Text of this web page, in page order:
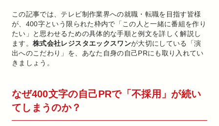
この記事では、テレビ制作業界への就職・転職を目指す皆様
が、400字という限られた枠内で「この人と一緒に番組を作り
たい」と思わせるための具体的な手順と例文を詳しく解説し
ます。株式会社レジスタエックスワンが大切にしている「演
出へのこだわり」を、あなた自身の自己PRにも取り入れてい
きましょう。
なぜ400文字の自己PRで「不採用」が続い
てしまうのか？